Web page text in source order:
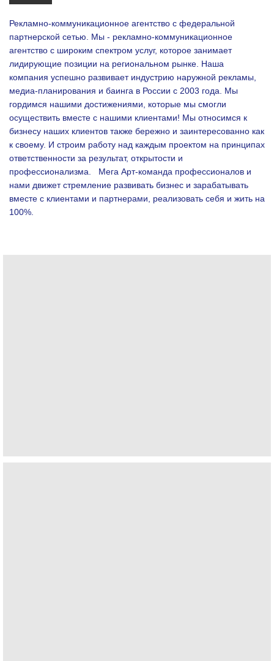
Рекламно-коммуникационное агентство с федеральной
партнерской сетью. Мы - рекламно-коммуникационное
агентство с широким спектром услуг, которое занимает
лидирующие позиции на региональном рынке. Наша
компания успешно развивает индустрию наружной рекламы,
медиа-планирования и баинга в России с 2003 года. Мы
гордимся нашими достижениями, которые мы смогли
осуществить вместе с нашими клиентами! Мы относимся к
бизнесу наших клиентов также бережно и заинтересованно как
к своему. И строим работу над каждым проектом на принципах
ответственности за результат, открытости и
профессионализма. Мега Арт-команда профессионалов и
нами движет стремление развивать бизнес и зарабатывать
вместе с клиентами и партнерами, реализовать себя и жить на
100%.